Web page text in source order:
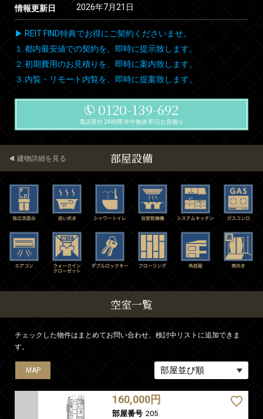
情報更新日 2026年7月21日
▶ REIT FIND特典でお得にご契約くださいませ。
１.都内最安値での契約を、即時に提示致します。
２.初期費用のお見積りを、即時に案内致します。
３.内覧・リモート内覧を、即時に提案致します。
0120-139-692
電話受付 24時間 年中無休 即日お見積り
部屋設備
建物詳細を見る
空室一覧
チェックした物件はまとめてお問い合わせ、検討中リストに追加できま
す。
MAP
160,000円
部屋番号 205
MAP
MAP
MAP
MAP